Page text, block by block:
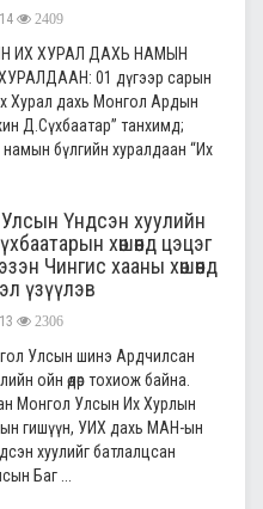
2409
ИХ ХУРАЛ ДАХЬ НАМЫН
01 дүгээр сарын
дахь Монгол Ардын
Д.Сүхбаатар” танхимд;
бүлгийн хуралдаан “Их
Үндсэн хуулийн
хөшөөнд цэцэг
эзэн Чингис хааны хөшөөнд
үзүүлэв
2306
Улсын шинэ Ардчилсан
ойн өдөр тохиож байна.
Монгол Улсын Их Хурлын
гишүүн, УИХ дахь МАН-ын
хуулийг батлалцсан
Баг ...